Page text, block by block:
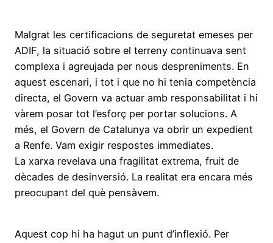
Malgrat les certificacions de seguretat emeses per
ADIF, la situació sobre el terreny continuava sent
complexa i agreujada per nous despreniments. En
aquest escenari, i tot i que no hi tenia competència
directa, el Govern va actuar amb responsabilitat i hi
vàrem posar tot l’esforç per portar solucions. A
més, el Govern de Catalunya va obrir un expedient
a Renfe. Vam exigir respostes immediates.
La xarxa revelava una fragilitat extrema, fruit de
dècades de desinversió. La realitat era encara més
preocupant del què pensàvem.
Aquest cop hi ha hagut un punt d’inflexió. Per